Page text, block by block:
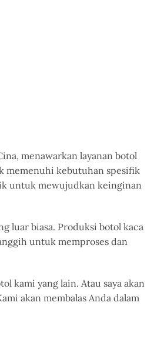
menawarkan layanan botol
memenuhi kebutuhan spesifik
untuk mewujudkan keinginan
luar biasa. Produksi botol kaca
untuk memproses dan
kami yang lain. Atau saya akan
akan membalas Anda dalam